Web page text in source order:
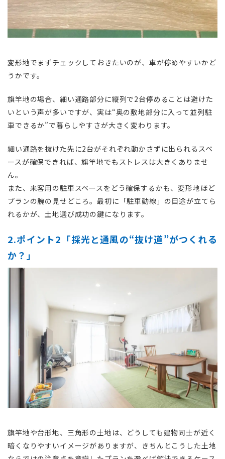
変形地でまずチェックしておきたいのが、車が停めやすいかど
うかです。
旗竿地の場合、細い通路部分に縦列で2台停めることは避けた
いという声が多いですが、実は“奥の敷地部分に入って並列駐
車できるか”で暮らしやすさが大きく変わります。
細い通路を抜けた先に2台がそれぞれ動かさずに出られるスペ
ースが確保できれば、旗竿地でもストレスは大きくありませ
ん。
また、来客用の駐車スペースをどう確保するかも、変形地ほど
プランの腕の見せどころ。最初に「駐車動線」の目途が立てら
れるかが、土地選び成功の鍵になります。
2.ポイント2「採光と通風の“抜け道”がつくれる
か？」
旗竿地や台形地、三角形の土地は、どうしても建物同士が近く
暗くなりやすいイメージがありますが、きちんとこうした土地